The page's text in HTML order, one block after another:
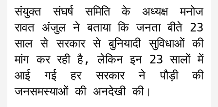
संयुक्त संघर्ष समिति के अध्यक्ष मनोज
रावत अंजुल ने बताया कि जनता बीते 23
साल से सरकार से बुनियादी सुविधाओं की
मांग कर रही है, लेकिन इन 23 सालों में
आई गई हर सरकार ने पौड़ी की
जनसमस्याओं की अनदेखी की।